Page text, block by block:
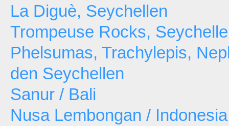
La Diguè, Seychellen
Trompeuse Rocks,
Phelsumas, Trachylepis,
den Seychellen
Sanur / Bali
Nusa Lembongan /